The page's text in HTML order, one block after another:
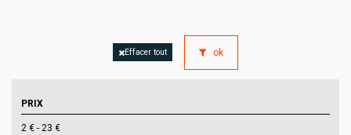
Effacer tout ok
PRIX
2 € - 23 €